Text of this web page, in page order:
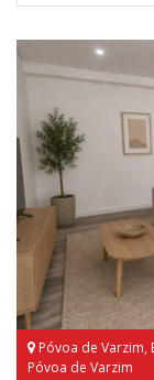
Póvoa de Varzim,
Póvoa de Varzim